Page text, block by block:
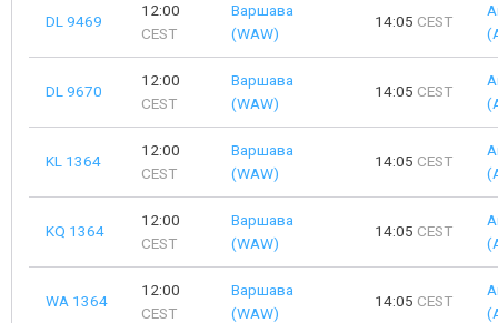
DL 9469
12:00
CEST
Варшава
(WAW)
14:05 CEST
DL 9670
12:00
CEST
Варшава
(WAW)
14:05 CEST
KL 1364
12:00
CEST
Варшава
(WAW)
14:05 CEST
KQ 1364
12:00
CEST
Варшава
(WAW)
14:05 CEST
WA 1364
12:00
CEST
Варшава
(WAW)
14:05 CEST